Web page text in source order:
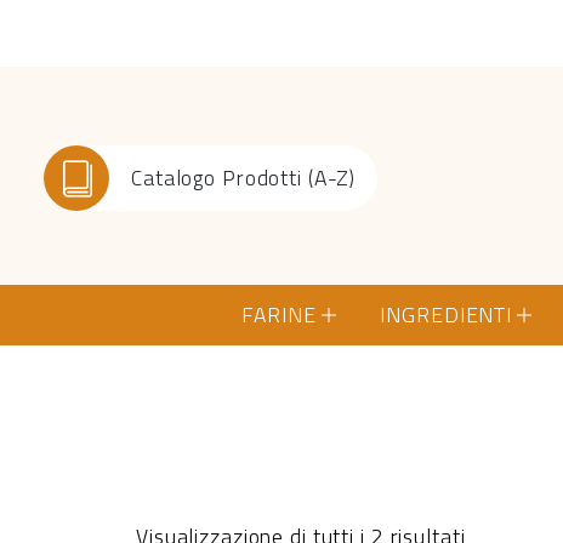
Catalogo Prodotti (A-Z)
FARINE INGREDIENTI
Visualizzazione di tutti i 2 risultati